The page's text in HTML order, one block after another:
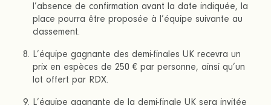
l’absence de confirmation avant la date indiquée, la
place pourra être proposée à l’équipe suivante au
classement.
L’équipe gagnante des demi-finales UK recevra un
prix en espèces de 250 € par personne, ainsi qu’un
lot offert par RDX.
L’équipe gagnante de la demi-finale UK sera invitée